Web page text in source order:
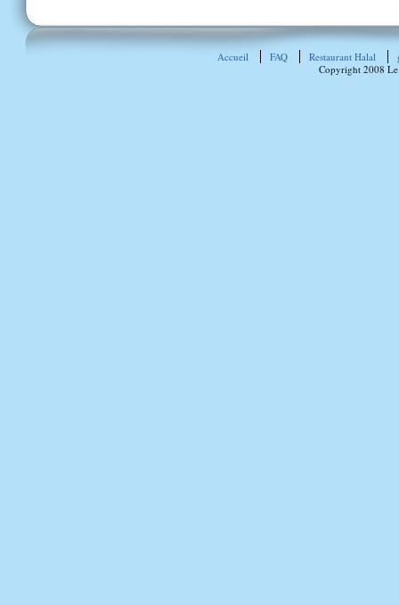
Accueil FAQ Restaurant Halal
Copyright 2008